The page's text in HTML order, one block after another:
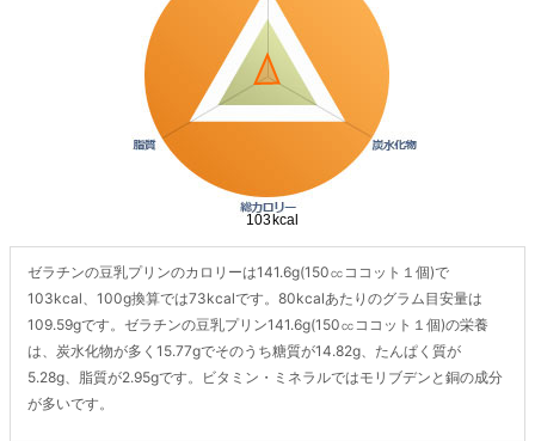
ゼラチンの豆乳プリンのカロリーは141.6g(150㏄ココット１個)で
103kcal、100g換算では73kcalです。80kcalあたりのグラム目安量は
109.59gです。ゼラチンの豆乳プリン141.6g(150㏄ココット１個)の栄養
は、炭水化物が多く15.77gでそのうち糖質が14.82g、たんぱく質が
5.28g、脂質が2.95gです。ビタミン・ミネラルではモリブデンと銅の成分
が多いです。